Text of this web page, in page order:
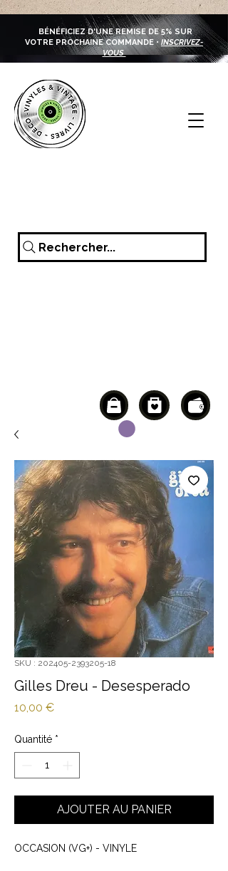
BÉNÉFICIEZ D'UNE REMISE DE 5% SUR
VOTRE PROCHAINE COMMANDE • INSCRIVEZ-
VOUS
Rechercher...
SKU : 202405-2393205-18
Gilles Dreu - Desesperado
10,00 €Prix
Quantité *
AJOUTER AU PANIER
OCCASION (VG+) - VINYLE